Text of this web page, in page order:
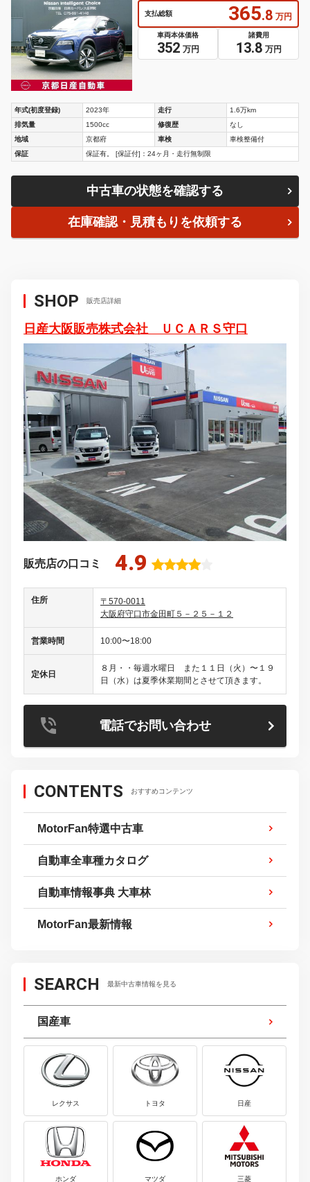
支払総額 365.8 万円
車両本体価格
352 万円
諸費用
13.8 万円
年式(初度登録) 2023年 走行
1.6万km
排気量
1500cc 修復歴
なし
地域
京都府 車検
車検整備付
保証
保証有。 [保証付]：24ヶ月・走行無制限
中古車の状態を確認する
在庫確認・見積もりを依頼する
SHOP 販売店詳細
日産大阪販売株式会社 ＵＣＡＲＳ守口
販売店の口コミ 4.9
住所
〒570-0011
大阪府守口市金田町５－２５－１２
営業時間 10:00〜18:00
定休日
８月・・毎週水曜日 また１１日（火）〜１９
日（水）は夏季休業期間とさせて頂きます。
電話でお問い合わせ
CONTENTS おすすめコンテンツ
MotorFan特選中古車
自動車全車種カタログ
自動車情報事典 大車林
MotorFan最新情報
SEARCH 最新中古車情報を見る
国産車
レクサス トヨタ 日産
ホンダ マツダ 三菱